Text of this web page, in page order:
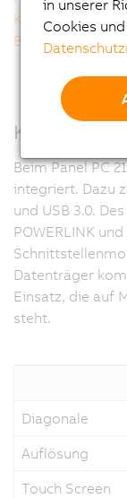
Kompakte
Betriebssysteme
Beim Panel PC
integriert. Dazu
und USB 3.0.
POWERLINK
Datenträger
Einsatz, die auf
steht.
Diagonale
Auflösung
Touch Screen
in unserer
Cookies